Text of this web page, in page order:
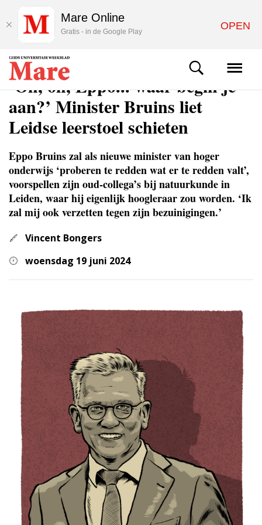
ACHTERGROND
‘Oh, oh, Eppo... waar begin je
aan?’ Minister Bruins liet
Leidse leerstoel schieten
Eppo Bruins zal als nieuwe minister van hoger
onderwijs ‘proberen te redden wat er te redden valt’,
voorspellen zijn oud-collega’s bij natuurkunde in
Leiden, waar hij eigenlijk hoogleraar zou worden. ‘Ik
zal mij ook verzetten tegen zijn bezuinigingen.’
Vincent Bongers
woensdag 19 juni 2024
Mare Online
Gratis - in de Google Play OPEN